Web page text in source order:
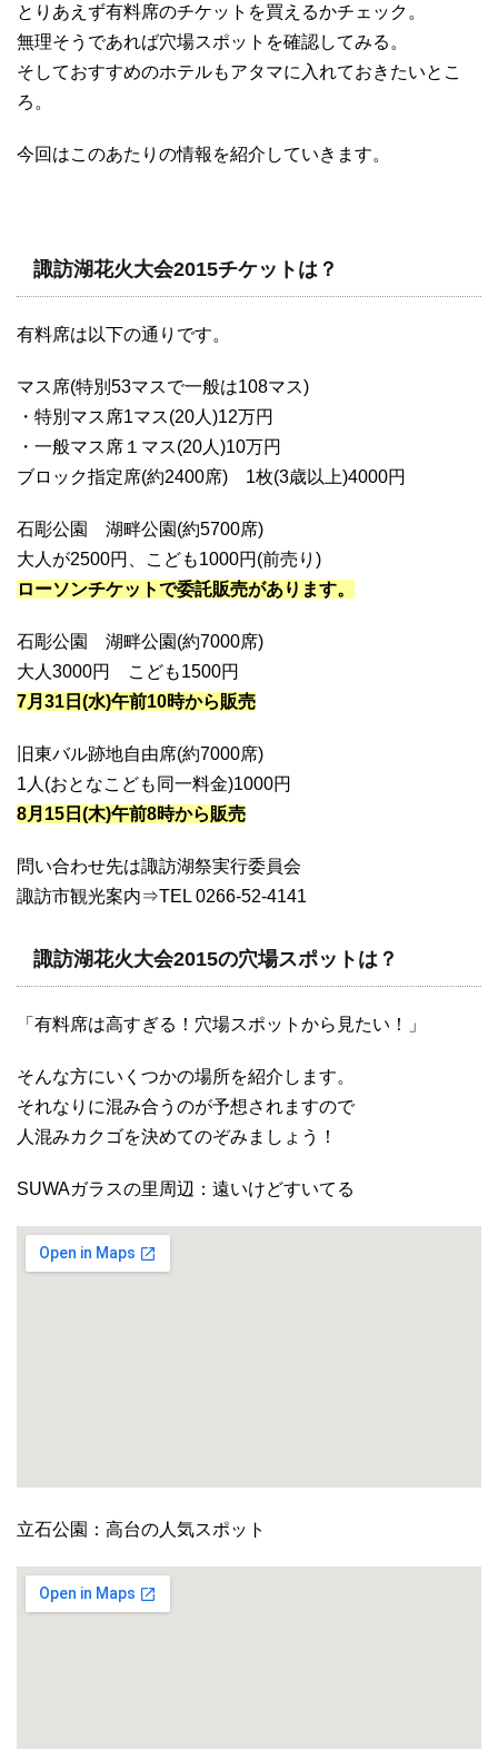
とりあえず有料席のチケットを買えるかチェック。
無理そうであれば穴場スポットを確認してみる。
そしておすすめのホテルもアタマに入れておきたいとこ
ろ。
今回はこのあたりの情報を紹介していきます。
諏訪湖花火大会2015チケットは？
有料席は以下の通りです。
マス席(特別53マスで一般は108マス)
・特別マス席1マス(20人)12万円
・一般マス席１マス(20人)10万円
ブロック指定席(約2400席) 1枚(3歳以上)4000円
石彫公園 湖畔公園(約5700席)
大人が2500円、こども1000円(前売り)
ローソンチケットで委託販売があります。
石彫公園 湖畔公園(約7000席)
大人3000円 こども1500円
7月31日(水)午前10時から販売
旧東バル跡地自由席(約7000席)
1人(おとなこども同一料金)1000円
8月15日(木)午前8時から販売
問い合わせ先は諏訪湖祭実行委員会
諏訪市観光案内⇒TEL 0266-52-4141
諏訪湖花火大会2015の穴場スポットは？
「有料席は高すぎる！穴場スポットから見たい！」
そんな方にいくつかの場所を紹介します。
それなりに混み合うのが予想されますので
人混みカクゴを決めてのぞみましょう！
SUWAガラスの里周辺：遠いけどすいてる
立石公園：高台の人気スポット